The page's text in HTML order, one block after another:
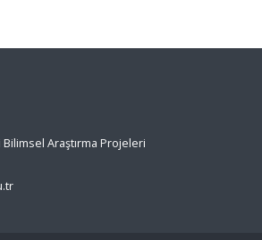
Araştırma Projeleri